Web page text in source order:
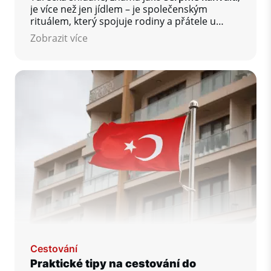
je více než jen jídlem – je společenským
rituálem, který spojuje rodiny a přátele u
stolu plného rozmanitých chutí.
Zobrazit více
Cestování
Praktické tipy na cestování do